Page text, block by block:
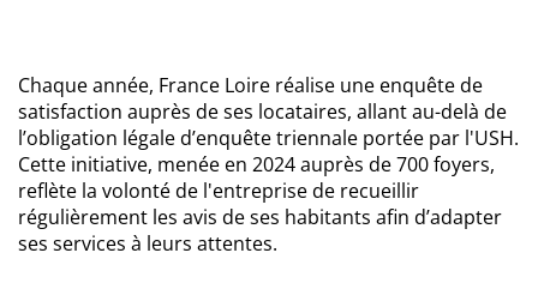
Chaque année, France Loire réalise une enquête de
satisfaction auprès de ses locataires, allant au-delà de
l’obligation légale d’enquête triennale portée par l'USH.
Cette initiative, menée en 2024 auprès de 700 foyers,
reflète la volonté de l'entreprise de recueillir
régulièrement les avis de ses habitants afin d’adapter
ses services à leurs attentes.